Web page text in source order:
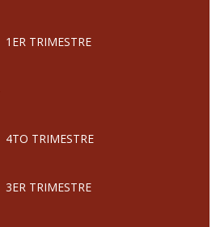
1ER TRIMESTRE
4TO TRIMESTRE
3ER TRIMESTRE